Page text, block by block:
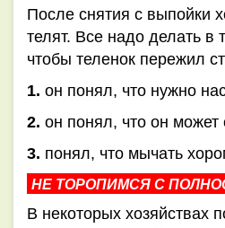
После снятия с выпойки
телят. Все надо делать в
чтобы теленок пережил
1. он понял, что нужно
2. он понял, что он может
3. понял, что мычать
НЕ ТОРОПИМСЯ С
В некоторых хозяйствах